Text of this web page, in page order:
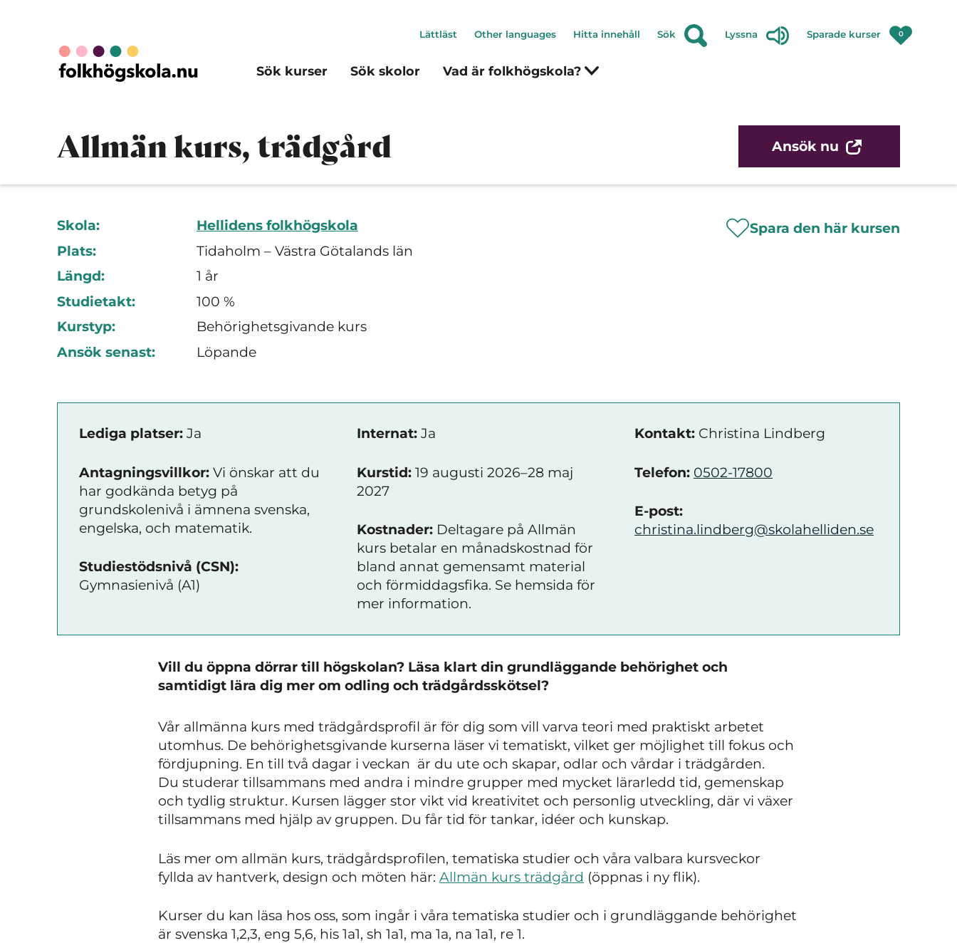
Sök kurser Sök skolor Vad är folkhögskola?
Lättläst Other languages Hitta innehåll Sök Lyssna Sparade kurser 0
Allmän kurs, trädgård Ansök nu
Skola:
Hellidens folkhögskola
Plats:
Tidaholm – Västra Götalands län
Längd:
1 år
Studietakt:
100 %
Kurstyp:
Behörighetsgivande kurs
Ansök senast:
Löpande
Spara den här kursen
Lediga platser: Ja
Antagningsvillkor: Vi önskar att du
har godkända betyg på
grundskolenivå i ämnena svenska,
engelska, och matematik.
Studiestödsnivå (CSN):
Gymnasienivå (A1)
Internat: Ja
Kurstid: 19 augusti 2026–28 maj
2027
Kostnader: Deltagare på Allmän
kurs betalar en månadskostnad för
bland annat gemensamt material
och förmiddagsfika. Se hemsida för
mer information.
Kontakt: Christina Lindberg
Telefon: 0502-17800
E-post:
christina.lindberg@skolahelliden.se
Vill du öppna dörrar till högskolan? Läsa klart din grundläggande behörighet och
samtidigt lära dig mer om odling och trädgårdsskötsel?
Vår allmänna kurs med trädgårdsprofil är för dig som vill varva teori med praktiskt arbetet
utomhus. De behörighetsgivande kurserna läser vi tematiskt, vilket ger möjlighet till fokus och
fördjupning. En till två dagar i veckan är du ute och skapar, odlar och vårdar i trädgården.
Du studerar tillsammans med andra i mindre grupper med mycket lärarledd tid, gemenskap
och tydlig struktur. Kursen lägger stor vikt vid kreativitet och personlig utveckling, där vi växer
tillsammans med hjälp av gruppen. Du får tid för tankar, idéer och kunskap.
Läs mer om allmän kurs, trädgårdsprofilen, tematiska studier och våra valbara kursveckor
fyllda av hantverk, design och möten här: Allmän kurs trädgård (öppnas i ny flik).
Kurser du kan läsa hos oss, som ingår i våra tematiska studier och i grundläggande behörighet
är svenska 1,2,3, eng 5,6, his 1a1, sh 1a1, ma 1a, na 1a1, re 1.